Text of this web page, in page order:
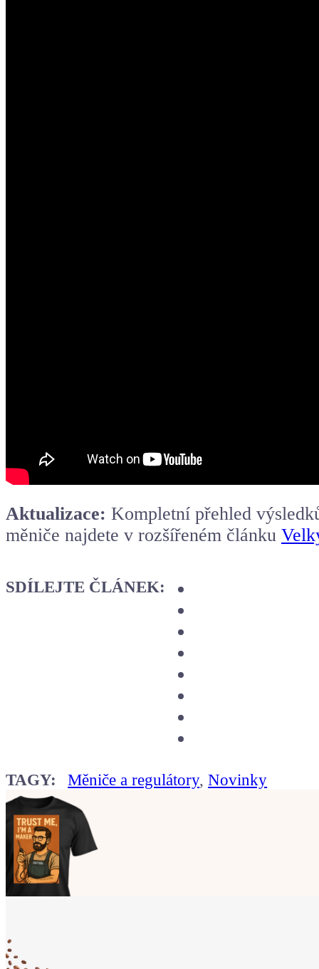
Aktualizace: Kompletní přehled
měniče najdete v rozšířeném článku
SDÍLEJTE ČLÁNEK:
TAGY: Měniče a regulátory,Novinky
že jsi Maker!